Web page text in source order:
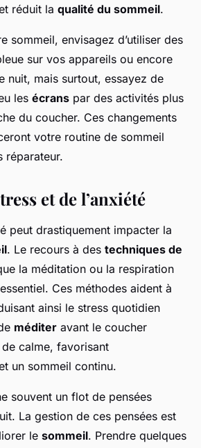
réduit la qualité du sommeil.
sommeil, envisagez d’utiliser des
sur vos appareils ou encore
nuit, mais surtout, essayez de
les écrans par des activités plus
du coucher. Ces changements
votre routine de sommeil
réparateur.
et de l’anxiété
peut drastiquement impacter la
. Le recours à des techniques de
la méditation ou la respiration
Ces méthodes aident à
ainsi le stress quotidien
méditer avant le coucher
calme, favorisant
un sommeil continu.
souvent un flot de pensées
La gestion de ces pensées est
le sommeil. Prendre quelques